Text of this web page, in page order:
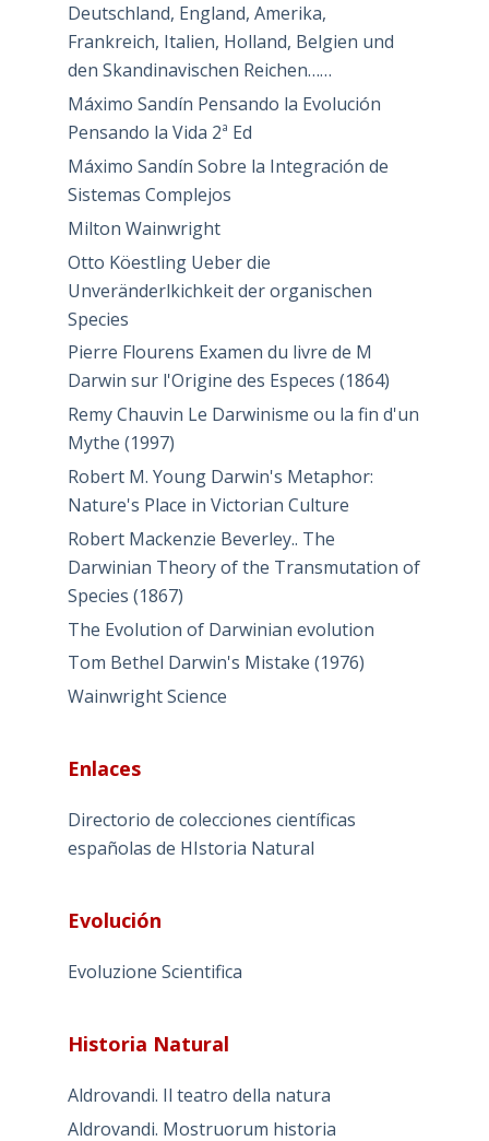
Deutschland, England, Amerika,
Frankreich, Italien, Holland, Belgien und
den Skandinavischen Reichen……
Máximo Sandín Pensando la Evolución
Pensando la Vida 2ª Ed
Máximo Sandín Sobre la Integración de
Sistemas Complejos
Milton Wainwright
Otto Köestling Ueber die
Unveränderlkichkeit der organischen
Species
Pierre Flourens Examen du livre de M
Darwin sur l'Origine des Especes (1864)
Remy Chauvin Le Darwinisme ou la fin d'un
Mythe (1997)
Robert M. Young Darwin's Metaphor:
Nature's Place in Victorian Culture
Robert Mackenzie Beverley.. The
Darwinian Theory of the Transmutation of
Species (1867)
The Evolution of Darwinian evolution
Tom Bethel Darwin's Mistake (1976)
Wainwright Science
Enlaces
Directorio de colecciones científicas
españolas de HIstoria Natural
Evolución
Evoluzione Scientifica
Historia Natural
Aldrovandi. Il teatro della natura
Aldrovandi. Mostruorum historia